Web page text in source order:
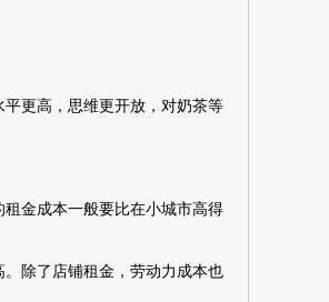
更高，思维更开放，对奶茶等
金成本一般要比在小城市高得
除了店铺租金，劳动力成本也